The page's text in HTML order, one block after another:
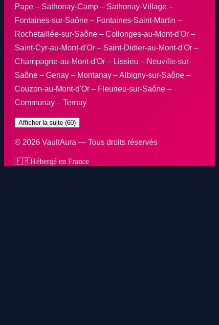
Pape – Sathonay-Camp – Sathonay-Village –
Fontaines-sur-Saône – Fontaines-Saint-Martin –
Rochetaillée-sur-Saône – Collonges-au-Mont-d'Or –
Saint-Cyr-au-Mont-d'Or – Saint-Didier-au-Mont-d'Or –
Champagne-au-Mont-d'Or – Lissieu – Neuville-sur-
Saône – Genay – Montanay – Albigny-sur-Saône –
Couzon-au-Mont-d'Or – Fleurieu-sur-Saône –
Communay – Ternay
Afficher la suite (60)
© 2026VaultAura — Tous droits réservés
🇫🇷Hébergé en France